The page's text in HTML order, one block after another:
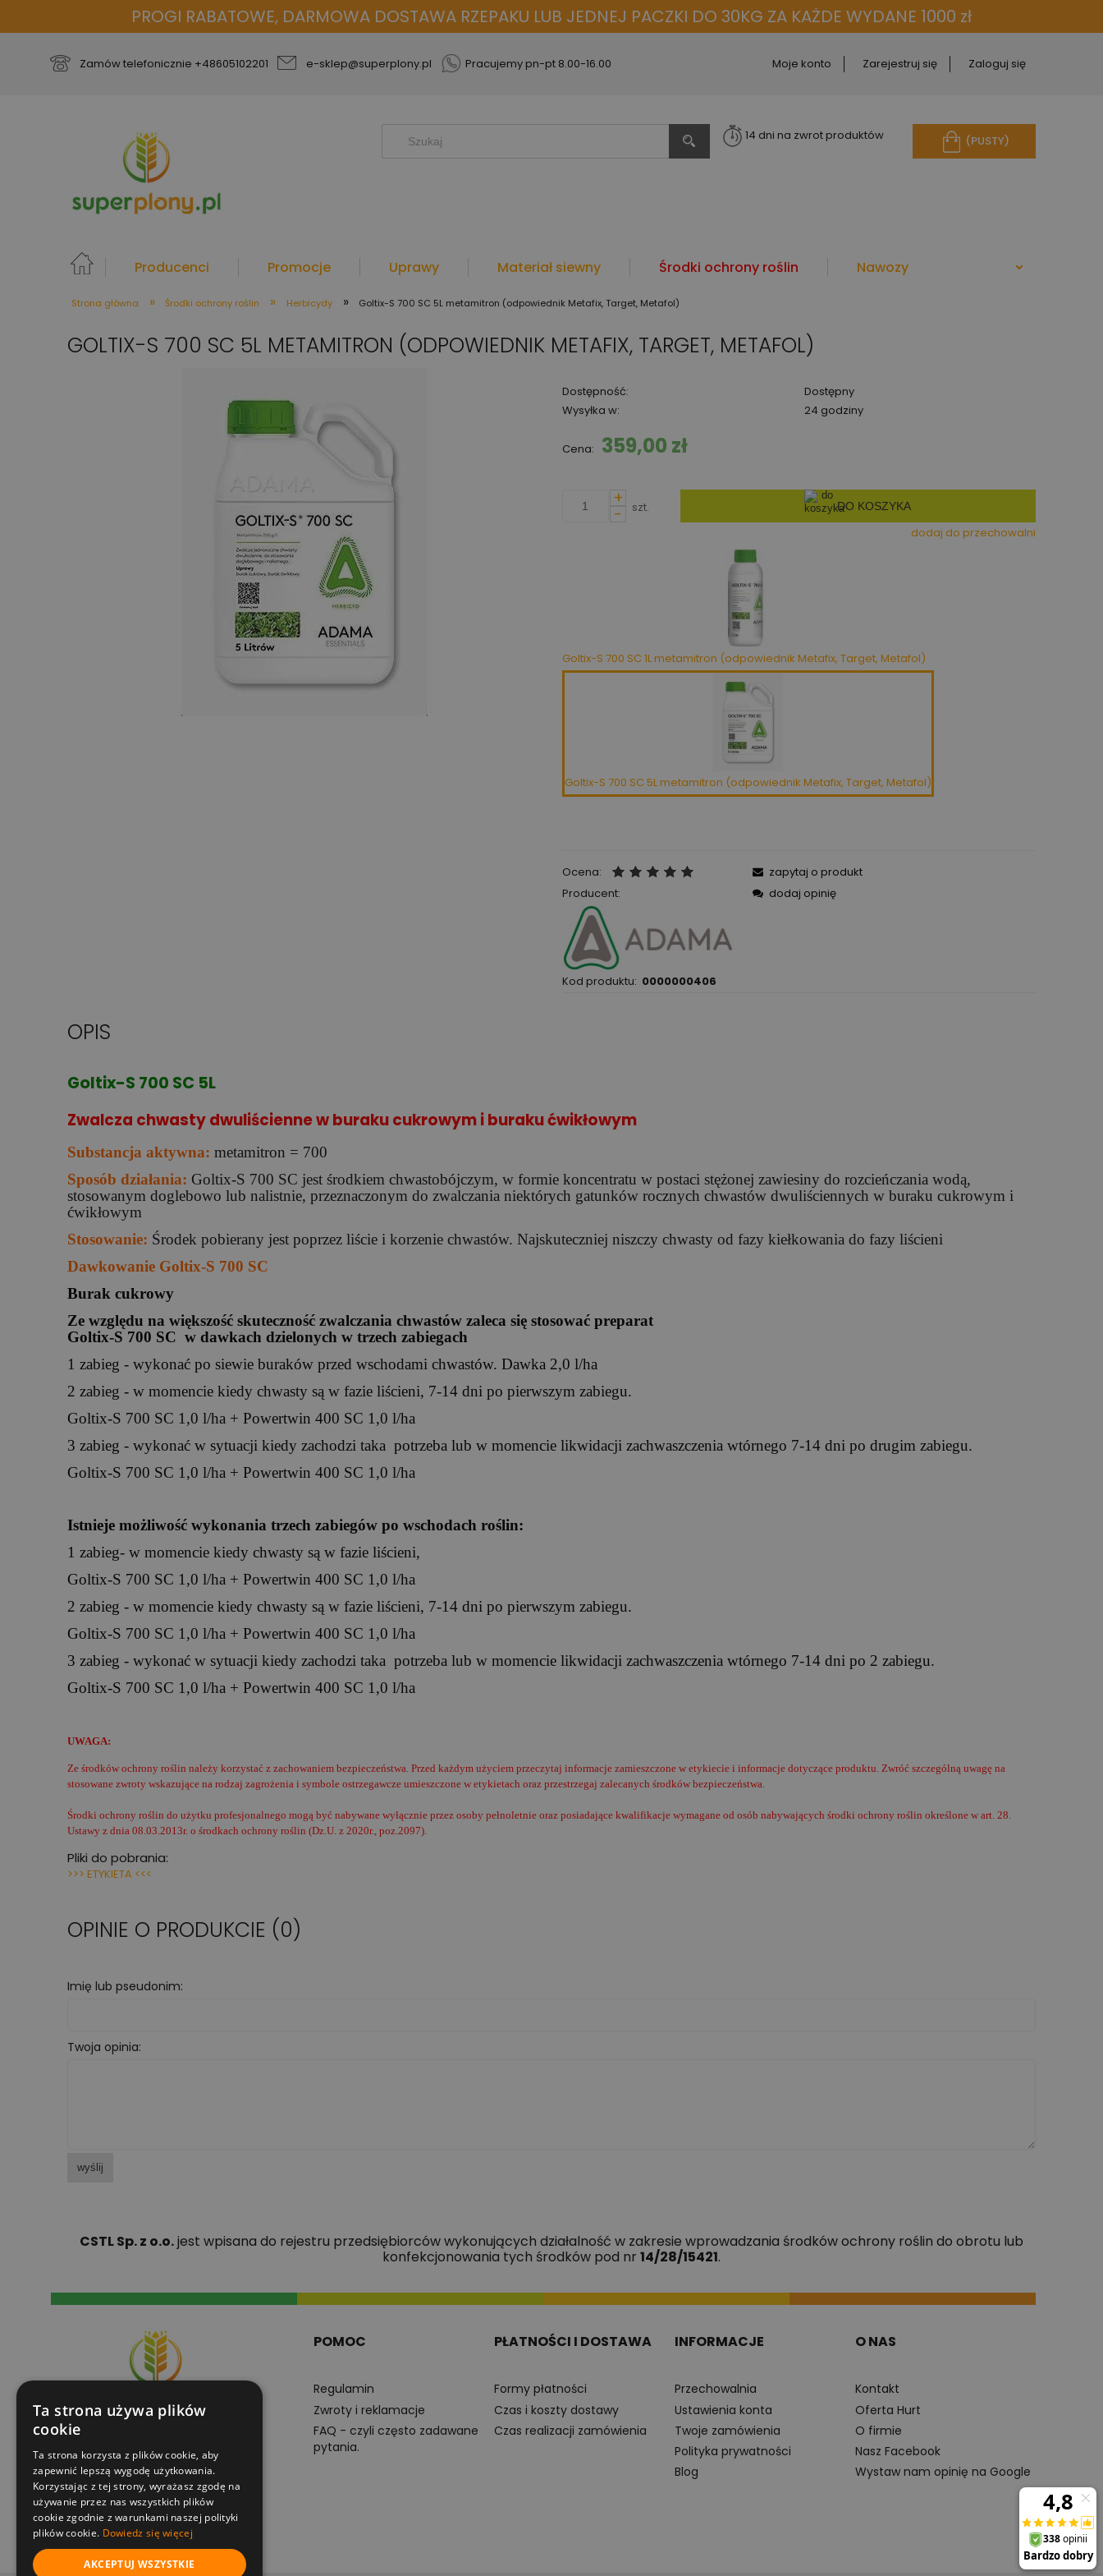
PROGI RABATOWE, DARMOWA DOSTAWA RZEPAKU LUB JEDNEJ PACZKI DO 30KG ZA KAŻDE WYDANE 1000 zł
Zamów telefonicznie +48605102201 e-sklep@superplony.pl Pracujemy pn-pt 8.00-16.00 Moje konto Zarejestruj się Zaloguj się
(PUSTY)
14 dni na zwrot produktów
Producenci Promocje Uprawy Materiał siewny Środki ochrony roślin Nawozy
więcej
Strona główna » Środki ochrony roślin » Herbicydy » Goltix-S 700 SC 5L metamitron (odpowiednik Metafix, Target, Metafol)
GOLTIX-S 700 SC 5L METAMITRON (ODPOWIEDNIK METAFIX, TARGET, METAFOL)
Dostępność:
Dostępny
Wysyłka w:
24 godziny
Cena: 359,00 zł
Goltix-S 700 SC 1L metamitron (odpowiednik Metafix, Target, Metafol)
Goltix-S 700 SC 5L metamitron (odpowiednik Metafix, Target, Metafol)
+
-
szt. DO KOSZYKA
dodaj do przechowalni
Ocena:
Producent:
Kod produktu: 0000000406
zapytaj o produkt
dodaj opinię
OPIS
Goltix-S 700 SC 5L
Zwalcza chwasty dwuliścienne w buraku cukrowym i buraku ćwikłowym
Substancja aktywna: metamitron = 700
Sposób działania: Goltix-S 700 SC jest środkiem chwastobójczym, w formie koncentratu w postaci stężonej zawiesiny do rozcieńczania wodą,
stosowanym doglebowo lub nalistnie, przeznaczonym do zwalczania niektórych gatunków rocznych chwastów dwuliściennych w buraku cukrowym i
ćwikłowym
Stosowanie: Środek pobierany jest poprzez liście i korzenie chwastów. Najskuteczniej niszczy chwasty od fazy kiełkowania do fazy liścieni
Dawkowanie Goltix-S 700 SC
Burak cukrowy
Ze względu na większość skuteczność zwalczania chwastów zaleca się stosować preparat
Goltix-S 700 SC w dawkach dzielonych w trzech zabiegach
1 zabieg - wykonać po siewie buraków przed wschodami chwastów. Dawka 2,0 l/ha
2 zabieg - w momencie kiedy chwasty są w fazie liścieni, 7-14 dni po pierwszym zabiegu.
Goltix-S 700 SC 1,0 l/ha + Powertwin 400 SC 1,0 l/ha
3 zabieg - wykonać w sytuacji kiedy zachodzi taka potrzeba lub w momencie likwidacji zachwaszczenia wtórnego 7-14 dni po drugim zabiegu.
Goltix-S 700 SC 1,0 l/ha + Powertwin 400 SC 1,0 l/ha
Istnieje możliwość wykonania trzech zabiegów po wschodach roślin:
1 zabieg- w momencie kiedy chwasty są w fazie liścieni,
Goltix-S 700 SC 1,0 l/ha + Powertwin 400 SC 1,0 l/ha
2 zabieg - w momencie kiedy chwasty są w fazie liścieni, 7-14 dni po pierwszym zabiegu.
Goltix-S 700 SC 1,0 l/ha + Powertwin 400 SC 1,0 l/ha
3 zabieg - wykonać w sytuacji kiedy zachodzi taka potrzeba lub w momencie likwidacji zachwaszczenia wtórnego 7-14 dni po 2 zabiegu.
Goltix-S 700 SC 1,0 l/ha + Powertwin 400 SC 1,0 l/ha
UWAGA:
Ze środków ochrony roślin należy korzystać z zachowaniem bezpieczeństwa. Przed każdym użyciem przeczytaj informacje zamieszczone w etykiecie i informacje dotyczące produktu. Zwróć szczególną uwagę na
stosowane zwroty wskazujące na rodzaj zagrożenia i symbole ostrzegawcze umieszczone w etykietach oraz przestrzegaj zalecanych środków bezpieczeństwa.
Środki ochrony roślin do użytku profesjonalnego mogą być nabywane wyłącznie przez osoby pełnoletnie oraz posiadające kwalifikacje wymagane od osób nabywających środki ochrony roślin określone w art. 28.
Ustawy z dnia 08.03.2013r. o środkach ochrony roślin (Dz.U. z 2020r., poz.2097).
Pliki do pobrania:
>>> ETYKIETA <<<
OPINIE O PRODUKCIE (0)
Imię lub pseudonim:
Twoja opinia:
wyślij
CSTL Sp. z o.o.jest wpisana do rejestru przedsiębiorców wykonujących działalność w zakresie wprowadzania środków ochrony roślin do obrotu lub
konfekcjonowania tych środków pod nr 14/28/15421.
+48605102201
pn-pt 8:00-16:00
e-sklep@superplony.pl
POMOC
Regulamin
Zwroty i reklamacje
FAQ - czyli często zadawane
pytania.
PŁATNOŚCI I DOSTAWA
Formy płatności
Czas i koszty dostawy
Czas realizacji zamówienia
INFORMACJE
Przechowalnia
Ustawienia konta
Twoje zamówienia
Polityka prywatności
Blog
O NAS
Kontakt
Oferta Hurt
O firmie
Nasz Facebook
Wystaw nam opinię na Google
Ta strona używa plików
cookie
Ta strona korzysta z plików cookie, aby
zapewnić lepszą wygodę użytkowania.
Korzystając z tej strony, wyrażasz zgodę na
używanie przez nas wszystkich plików
cookie zgodnie z warunkami naszej polityki
plików cookie. Dowiedz się więcej
AKCEPTUJ WSZYSTKIE